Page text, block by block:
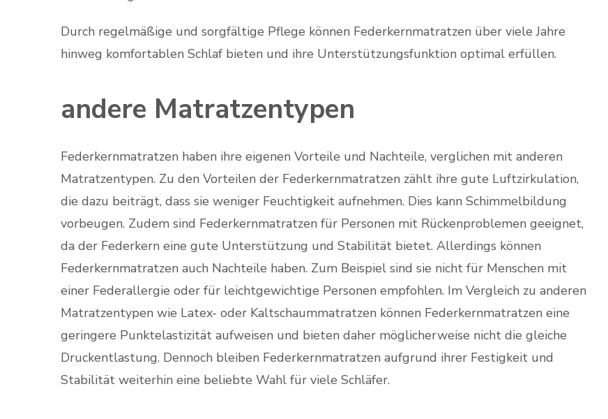
Durch regelmäßige und sorgfältige Pflege können Federkernmatratzen über viele Jahre
hinweg komfortablen Schlaf bieten und ihre Unterstützungsfunktion optimal erfüllen.
andere Matratzentypen
Federkernmatratzen haben ihre eigenen Vorteile und Nachteile, verglichen mit anderen
Matratzentypen. Zu den Vorteilen der Federkernmatratzen zählt ihre gute Luftzirkulation,
die dazu beiträgt, dass sie weniger Feuchtigkeit aufnehmen. Dies kann Schimmelbildung
vorbeugen. Zudem sind Federkernmatratzen für Personen mit Rückenproblemen geeignet,
da der Federkern eine gute Unterstützung und Stabilität bietet. Allerdings können
Federkernmatratzen auch Nachteile haben. Zum Beispiel sind sie nicht für Menschen mit
einer Federallergie oder für leichtgewichtige Personen empfohlen. Im Vergleich zu anderen
Matratzentypen wie Latex- oder Kaltschaummatratzen können Federkernmatratzen eine
geringere Punktelastizität aufweisen und bieten daher möglicherweise nicht die gleiche
Druckentlastung. Dennoch bleiben Federkernmatratzen aufgrund ihrer Festigkeit und
Stabilität weiterhin eine beliebte Wahl für viele Schläfer.